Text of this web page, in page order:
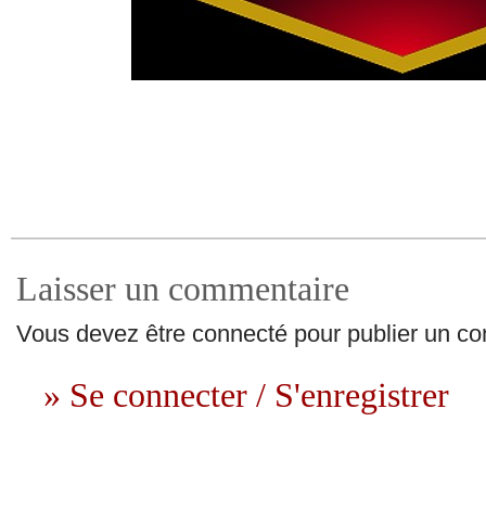
Laisser un commentaire
Vous devez être connecté pour publier un
» Se connecter / S'enregistrer